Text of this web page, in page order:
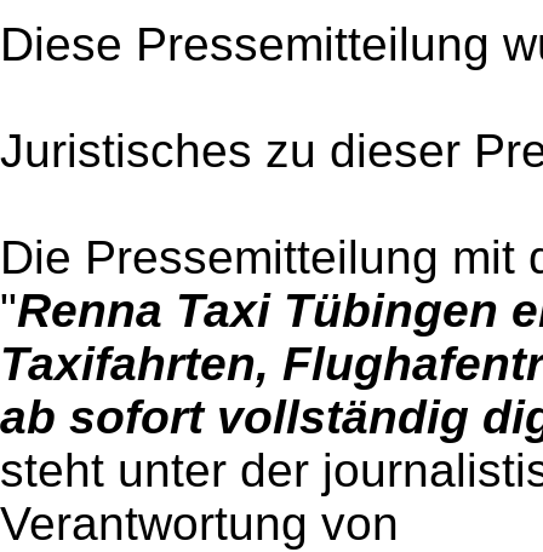
Diese Pressemitteilung
Juristisches zu dieser
Die Pressemitteilung mit
"Renna Taxi Tübingen
Taxifahrten,
ab sofort vollständig
steht unter der
Verantwortung von